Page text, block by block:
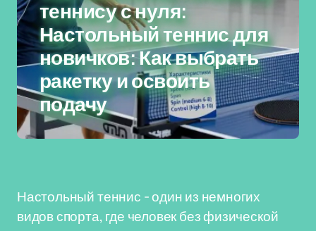
теннису с нуля:
Настольный теннис для
новичков: Как выбрать
ракетку и освоить
подачу
Настольный теннис - один из немногих
видов спорта, где человек без физической